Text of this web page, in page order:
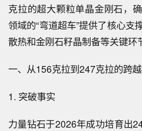
克拉的超大颗粒单晶金刚石，
领域的“弯道超车”提供了核心支
散热和金刚石籽晶制备等关键环
一、从156克拉到247克拉的跨
1. 突破事实
力量钻石于2026年成功培育出